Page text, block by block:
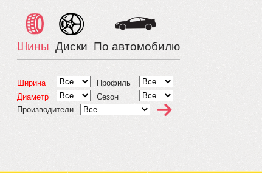
Шины Диски По автомобилю
Ширина
Профиль
Диаметр
Сезон
Производители